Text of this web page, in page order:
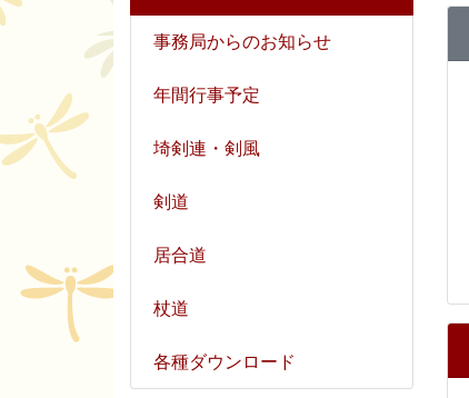
事務局からのお知らせ
年間行事予定
埼剣連・剣風
剣道
居合道
杖道
各種ダウンロード